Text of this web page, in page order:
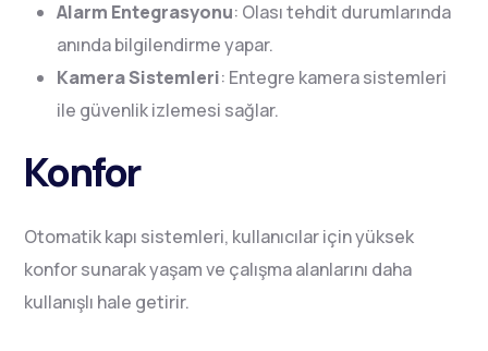
Alarm Entegrasyonu: Olası tehdit durumlarında
anında bilgilendirme yapar.
Kamera Sistemleri: Entegre kamera sistemleri
ile güvenlik izlemesi sağlar.
Konfor
Otomatik kapı sistemleri, kullanıcılar için yüksek
konfor sunarak yaşam ve çalışma alanlarını daha
kullanışlı hale getirir.